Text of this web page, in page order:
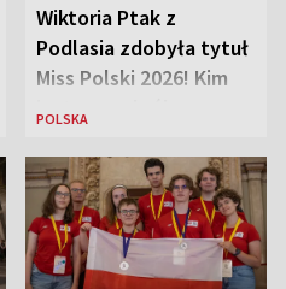
Wiktoria Ptak z
Podlasia zdobyła tytuł
Miss Polski 2026! Kim
jest nowa królowa
POLSKA